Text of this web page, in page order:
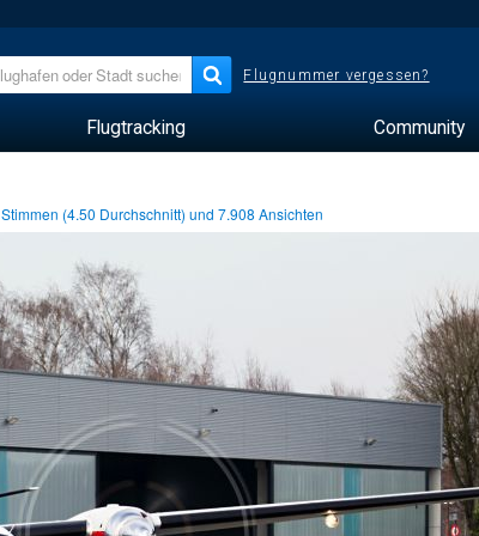
Flugnummer vergessen?
Flugtracking Community
Stimmen (4.50 Durchschnitt) und7.908 Ansichten